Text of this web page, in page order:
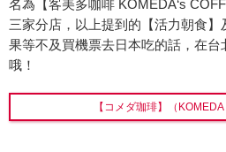
名為【客美多咖啡 KOMEDA‘s
三家分店，以上提到的【活力朝食
果等不及買機票去日本吃的話，在
哦！
【コメダ珈琲】（